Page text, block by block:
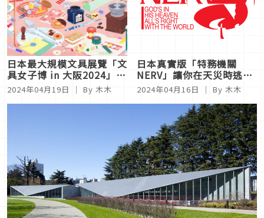
日本最大規模文具展覽「文
具女子博 in 大阪2024」，
歡迎文具控們一起前往參加
文具午茶饗宴！
2024年04月19日 ｜ By 木木
日本真實版「特務機關
NERV」讓你在天災時逃生
機會大增！最快發布災害速
報的系統
2024年04月16日 ｜ By 木木